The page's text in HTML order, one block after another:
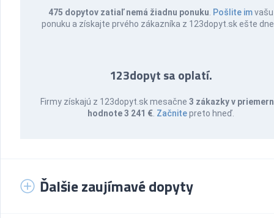
475 dopytov zatiaľ nemá žiadnu ponuku Pošlite imvašu
ponuku a získajte prvého zákazníka z 123dopyt.sk ešte
123dopyt sa oplatí.
Firmy získajú z 123dopyt.sk mesačne3 zákazky v
hodnote 3 241 € Začnitepreto hneď.
Ďalšie zaujímavé dopyty